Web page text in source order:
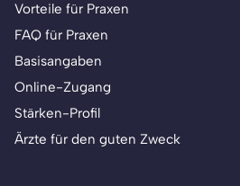
Vorteile für Praxen
FAQ für Praxen
Basisangaben
Online-Zugang
Stärken-Profil
Ärzte für den guten Zweck